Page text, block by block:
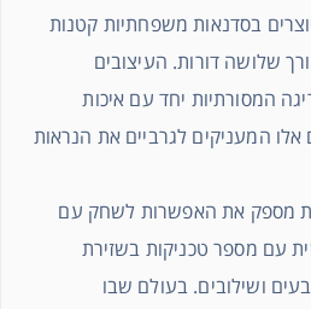
בסדנאות משפחתיות קטנות
שלושה דורות. העיצובים
המסורתיות יחד עם איכות
המעניקים לגרביים את הנראות
מספק את האפשרות לשחק עם
עם מספר טכניקות בשזירת
ושילובים. בעולם שבו